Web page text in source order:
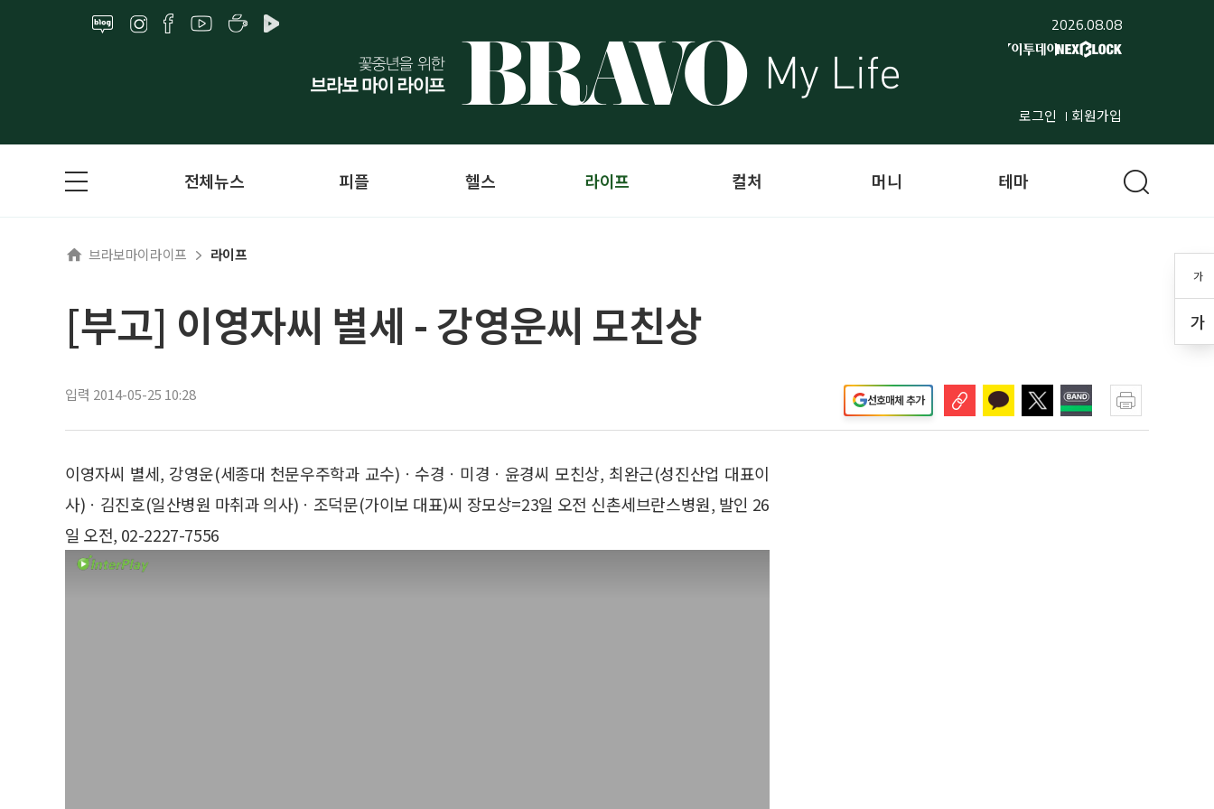
2026.08.08
로그인 회원가입
가
가
전체뉴스 피플 헬스 라이프 컬처 머니 테마
브라보마이라이프 라이프
[부고] 이영자씨 별세 - 강영운씨 모친상
입력 2014-05-25 10:28 선호매체 추가
이영자씨 별세, 강영운(세종대 천문우주학과 교수)ㆍ수경ㆍ미경ㆍ윤경씨 모친상, 최완근(성진산업 대표이
사)ㆍ김진호(일산병원 마취과 의사)ㆍ조덕문(가이보 대표)씨 장모상=23일 오전 신촌세브란스병원, 발인 26
일 오전, 02-2227-7556